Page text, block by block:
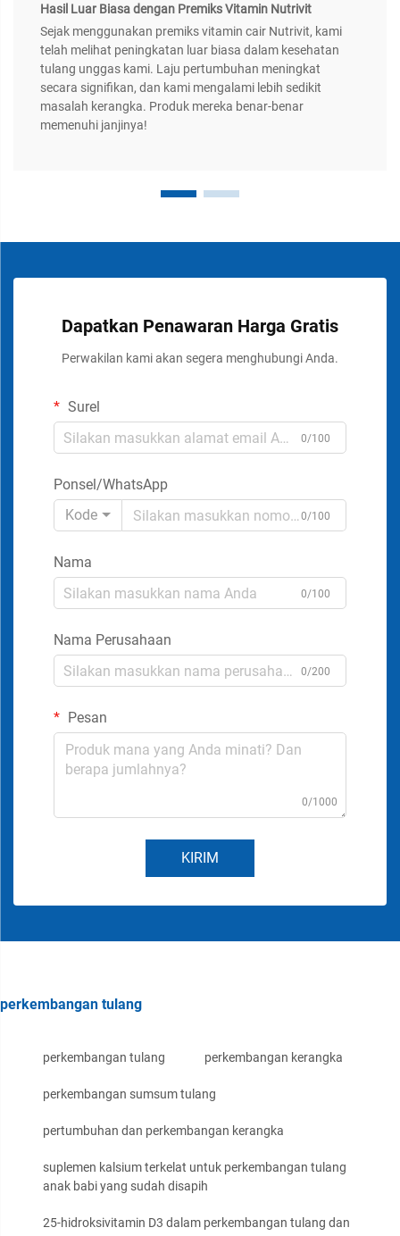
Hasil Luar Biasa dengan Premiks Vitamin Nutrivit
Sejak menggunakan premiks vitamin cair Nutrivit, kami
telah melihat peningkatan luar biasa dalam kesehatan
tulang unggas kami. Laju pertumbuhan meningkat
secara signifikan, dan kami mengalami lebih sedikit
masalah kerangka. Produk mereka benar-benar
memenuhi janjinya!
Dapatkan Penawaran Harga Gratis
Perwakilan kami akan segera menghubungi Anda.
Surel
0/100
Ponsel/WhatsApp
Kode
0/100
Nama
0/100
Nama Perusahaan
0/200
Pesan
0/1000
KIRIM
perkembangan tulang
perkembangan tulang perkembangan kerangka
perkembangan sumsum tulang
pertumbuhan dan perkembangan kerangka
suplemen kalsium terkelat untuk perkembangan tulang
anak babi yang sudah disapih
25-hidroksivitamin D3 dalam perkembangan tulang dan